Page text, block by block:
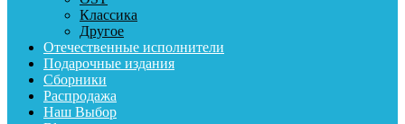
Классика
Другое
Отечественные исполнители
Подарочные издания
Сборники
Распродажа
Наш Выбор